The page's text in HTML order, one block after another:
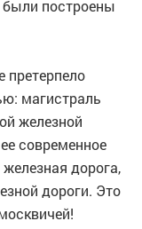
были построены
претерпело
магистраль
железной
современное
дорога,
дороги. Это